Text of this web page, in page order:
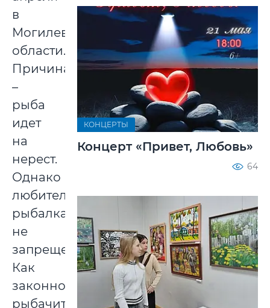
в
Могилевской
области.
Причина
–
рыба
идет
на
нерест.
Однако
любительская
рыбалка
не
запрещена.
Как
законно
рыбачить
КОНЦЕРТЫ
Концерт «Привет, Любовь»
64